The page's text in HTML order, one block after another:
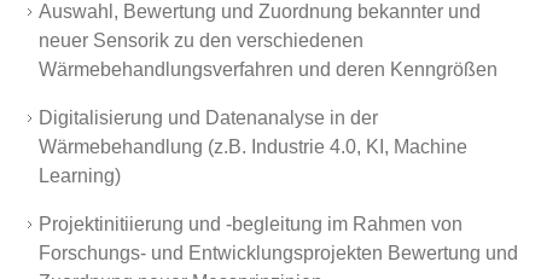
Auswahl, Bewertung und Zuordnung bekannter und
neuer Sensorik zu den verschiedenen
Wärmebehandlungsverfahren und deren Kenngrößen
Digitalisierung und Datenanalyse in der
Wärmebehandlung (z.B. Industrie 4.0, KI, Machine
Learning)
Projektinitiierung und -begleitung im Rahmen von
Forschungs- und Entwicklungsprojekten Bewertung und